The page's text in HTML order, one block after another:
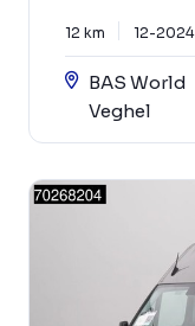
12 km 12-2024
BAS World
Veghel